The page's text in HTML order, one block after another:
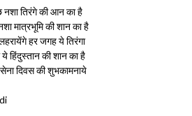
तिरंगे की आन का है
मात्रभूमि की शान का है
हर जगह ये तिरंगा
हिंदुस्तान की शान का है
दिवस की शुभकामनाये